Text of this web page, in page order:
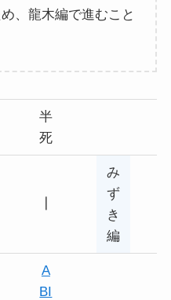
、龍木編で進むこと
半
死
み
ず
き
編
A
BI